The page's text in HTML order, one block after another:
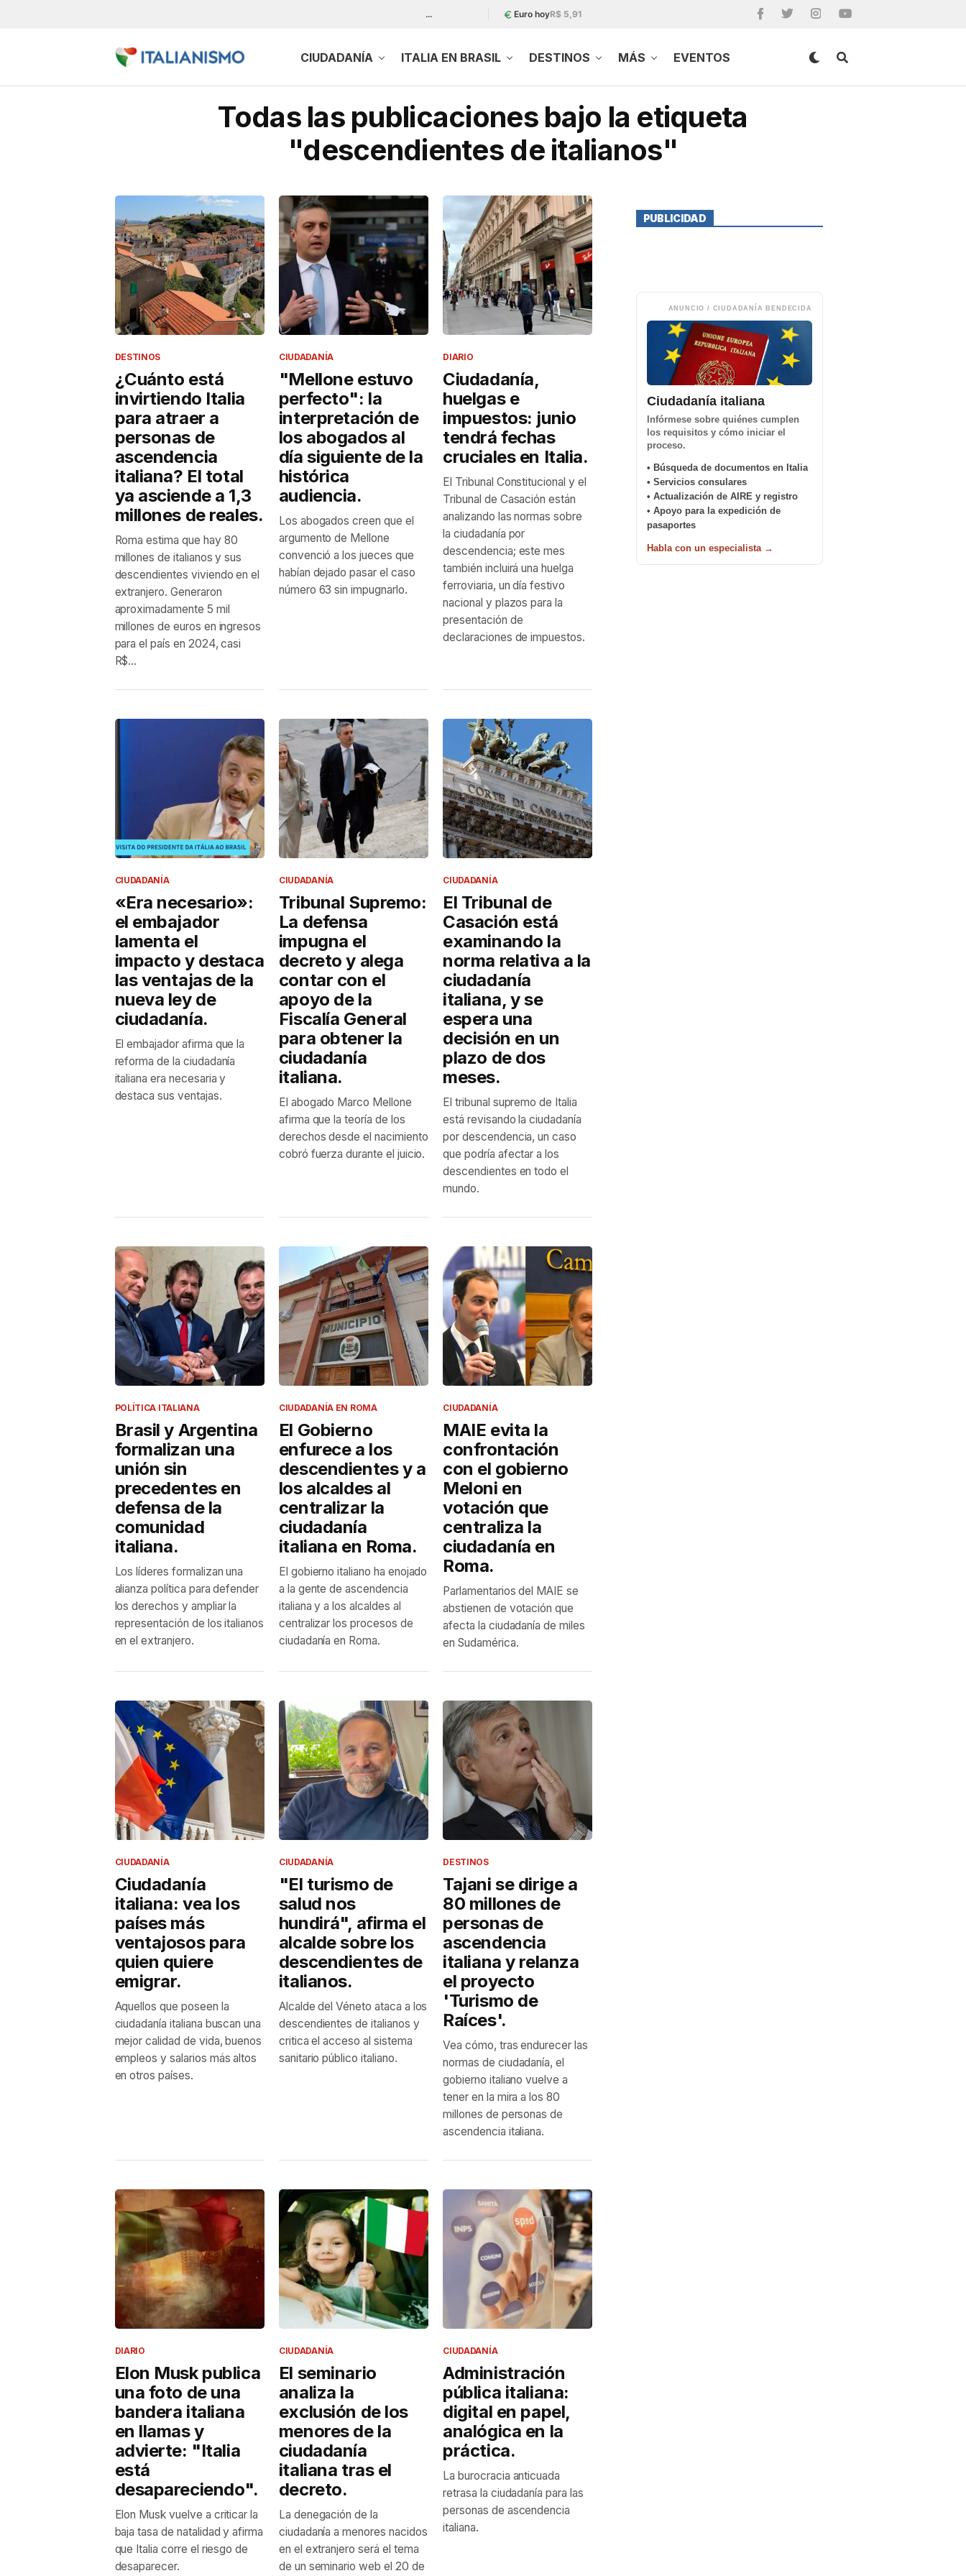
... Euro hoyR$ 5,91
CIUDADANÍA ITALIA EN BRASIL DESTINOS MÁS EVENTOS
Todas las publicaciones bajo la etiqueta
"descendientes de italianos"
DESTINOS
¿Cuánto está
invirtiendo Italia
para atraer a
personas de
ascendencia
italiana? El total
ya asciende a 1,3
millones de reales.
Roma estima que hay 80
millones de italianos y sus
descendientes viviendo en el
extranjero. Generaron
aproximadamente 5 mil
millones de euros en ingresos
para el país en 2024, casi
R$...
CIUDADANÍA
"Mellone estuvo
perfecto": la
interpretación de
los abogados al
día siguiente de la
histórica
audiencia.
Los abogados creen que el
argumento de Mellone
convenció a los jueces que
habían dejado pasar el caso
número 63 sin impugnarlo.
DIARIO
Ciudadanía,
huelgas e
impuestos: junio
tendrá fechas
cruciales en Italia.
El Tribunal Constitucional y el
Tribunal de Casación están
analizando las normas sobre
la ciudadanía por
descendencia; este mes
también incluirá una huelga
ferroviaria, un día festivo
nacional y plazos para la
presentación de
declaraciones de impuestos.
CIUDADANÍA
«Era necesario»:
el embajador
lamenta el
impacto y destaca
las ventajas de la
nueva ley de
ciudadanía.
El embajador afirma que la
reforma de la ciudadanía
italiana era necesaria y
destaca sus ventajas.
CIUDADANÍA
Tribunal Supremo:
La defensa
impugna el
decreto y alega
contar con el
apoyo de la
Fiscalía General
para obtener la
ciudadanía
italiana.
El abogado Marco Mellone
afirma que la teoría de los
derechos desde el nacimiento
cobró fuerza durante el juicio.
CIUDADANÍA
El Tribunal de
Casación está
examinando la
norma relativa a la
ciudadanía
italiana, y se
espera una
decisión en un
plazo de dos
meses.
El tribunal supremo de Italia
está revisando la ciudadanía
por descendencia, un caso
que podría afectar a los
descendientes en todo el
mundo.
POLÍTICA ITALIANA
Brasil y Argentina
formalizan una
unión sin
precedentes en
defensa de la
comunidad
italiana.
Los líderes formalizan una
alianza política para defender
los derechos y ampliar la
representación de los italianos
en el extranjero.
CIUDADANÍA EN ROMA
El Gobierno
enfurece a los
descendientes y a
los alcaldes al
centralizar la
ciudadanía
italiana en Roma.
El gobierno italiano ha enojado
a la gente de ascendencia
italiana y a los alcaldes al
centralizar los procesos de
ciudadanía en Roma.
CIUDADANÍA
MAIE evita la
confrontación
con el gobierno
Meloni en
votación que
centraliza la
ciudadanía en
Roma.
Parlamentarios del MAIE se
abstienen de votación que
afecta la ciudadanía de miles
en Sudamérica.
CIUDADANÍA
Ciudadanía
italiana: vea los
países más
ventajosos para
quien quiere
emigrar.
Aquellos que poseen la
ciudadanía italiana buscan una
mejor calidad de vida, buenos
empleos y salarios más altos
en otros países.
CIUDADANÍA
"El turismo de
salud nos
hundirá", afirma el
alcalde sobre los
descendientes de
italianos.
Alcalde del Véneto ataca a los
descendientes de italianos y
critica el acceso al sistema
sanitario público italiano.
DESTINOS
Tajani se dirige a
80 millones de
personas de
ascendencia
italiana y relanza
el proyecto
'Turismo de
Raíces'.
Vea cómo, tras endurecer las
normas de ciudadanía, el
gobierno italiano vuelve a
tener en la mira a los 80
millones de personas de
ascendencia italiana.
DIARIO
Elon Musk publica
una foto de una
bandera italiana
en llamas y
advierte: "Italia
está
desapareciendo".
Elon Musk vuelve a criticar la
baja tasa de natalidad y afirma
que Italia corre el riesgo de
desaparecer.
CIUDADANÍA
El seminario
analiza la
exclusión de los
menores de la
ciudadanía
italiana tras el
decreto.
La denegación de la
ciudadanía a menores nacidos
en el extranjero será el tema
de un seminario web el 20 de
CIUDADANÍA
Administración
pública italiana:
digital en papel,
analógica en la
práctica.
La burocracia anticuada
retrasa la ciudadanía para las
personas de ascendencia
italiana.
PUBLICIDAD
ANUNCIO / CIUDADANÍA BENDECIDA
Ciudadanía italiana
Infórmese sobre quiénes cumplen
los requisitos y cómo iniciar el
proceso.
• Búsqueda de documentos en Italia
• Servicios consulares
• Actualización de AIRE y registro
• Apoyo para la expedición de
pasaportes
Habla con un especialista →